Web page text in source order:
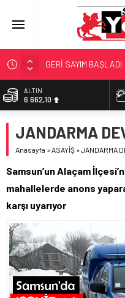
GERİ SAYIM BAŞLADI
SAMSUNSPOR’DA
‘BAFRA’YA YATIRIM
YÖNETİCİ
ALTIN
6.662,10
13.779,39
DOLAR
55,1824
JANDARMA
Anasayfa »ASAYİŞ »JANDARMA
Samsun’un Alaçam
mahallelerde anons
karşı uyarıyor